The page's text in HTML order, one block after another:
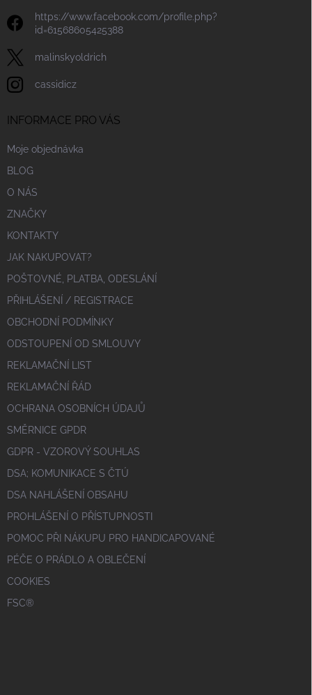
https://www.facebook.com/profile.php?
id=61568605425388
malinskyoldrich
cassidicz
INFORMACE PRO VÁS
Moje objednávka
BLOG
O NÁS
ZNAČKY
KONTAKTY
JAK NAKUPOVAT?
POŠTOVNÉ, PLATBA, ODESLÁNÍ
PŘIHLÁŠENÍ / REGISTRACE
OBCHODNÍ PODMÍNKY
ODSTOUPENÍ OD SMLOUVY
REKLAMAČNÍ LIST
REKLAMAČNÍ ŘÁD
OCHRANA OSOBNÍCH ÚDAJŮ
SMĚRNICE GPDR
GDPR - VZOROVÝ SOUHLAS
DSA; KOMUNIKACE S ČTÚ
DSA NAHLÁŠENÍ OBSAHU
PROHLÁŠENÍ O PŘÍSTUPNOSTI
POMOC PŘI NÁKUPU PRO HANDICAPOVANÉ
PÉČE O PRÁDLO A OBLEČENÍ
COOKIES
FSC®